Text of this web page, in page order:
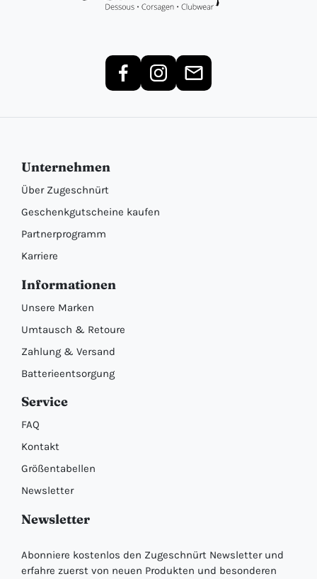
Unternehmen
Über Zugeschnürt
Geschenkgutscheine kaufen
Partnerprogramm
Karriere
Informationen
Unsere Marken
Umtausch & Retoure
Zahlung & Versand
Batterieentsorgung
Service
FAQ
Kontakt
Größentabellen
Newsletter
Newsletter
Abonniere kostenlos den Zugeschnürt Newsletter und
erfahre zuerst von neuen Produkten und besonderen